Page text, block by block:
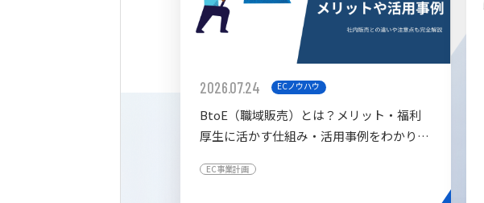
2026.07.24 ECノウハウ
BtoE（職域販売）とは？メリット・福利
厚生に活かす仕組み・活用事例をわかりや
EC事業計画